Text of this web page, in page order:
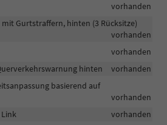
vorhanden
Gurtstraffern, hinten (3 Rücksitze)
vorhanden
vorhanden
hinten
vorhanden
basierend auf
vorhanden
Link
vorhanden